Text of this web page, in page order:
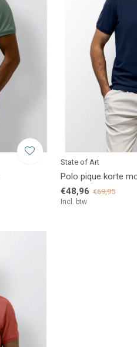
State of Art
Polo pique korte
€48,96 €69,95
Incl. btw